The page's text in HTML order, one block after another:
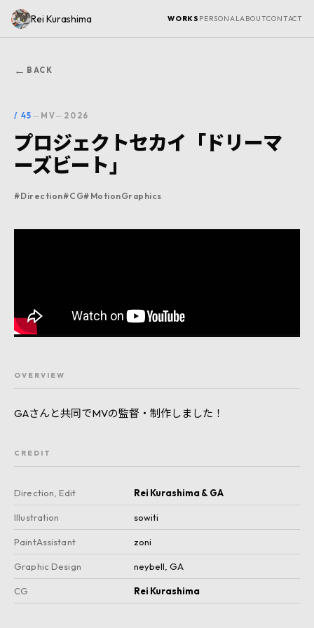
Rei Kurashima WORKS PERSONALABOUTCONTACT
← BACK
/ 45 — MV— 2026
プロジェクトセカイ「ドリーマ
ーズビート」
#Direction#CG# MotionGraphics
OVERVIEW
GAさんと共同でMVの監督・制作しました！
CREDIT
Direction, Edit Rei Kurashima & GA
Illustration sowiti
PaintAssistant zoni
Graphic Design neybell ,GA
CG Rei Kurashima